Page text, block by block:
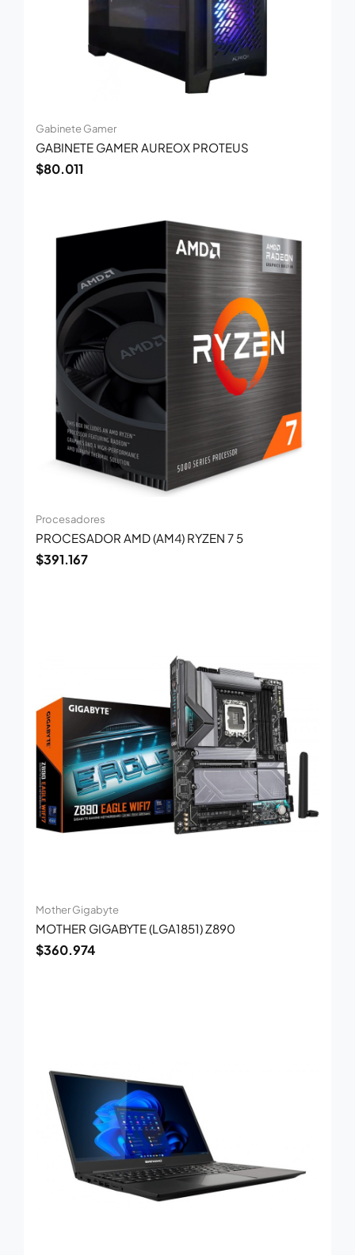
Gabinete Gamer
GABINETE GAMER AUREOX PROTEUS
$80.011
Procesadores
PROCESADOR AMD (AM4) RYZEN 7 5
$391.167
Mother Gigabyte
MOTHER GIGABYTE (LGA1851) Z890
$360.974